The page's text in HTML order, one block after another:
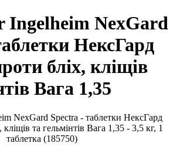
Ingelheim NexGard
НексГард
бліх, кліщів
Вага 1,35